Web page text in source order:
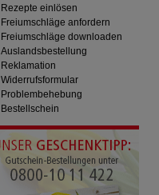
Rezepte einlösen
Freiumschläge anfordern
Freiumschläge downloaden
Auslandsbestellung
Reklamation
Widerrufsformular
Problembehebung
Bestellschein